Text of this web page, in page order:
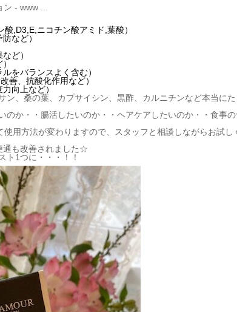
,D3,E,ニコチン酸アミド,葉酸）
など）
ど）
をバランスよく含む）
善、抗酸化作用など）
向上など）
、桑の葉、カプサイシン、黒酢、カルニチンなど本当にた
か・・腸活したいのか・・ヘアケアしたいのか・・食事
用方法が変わりますので、スタッフと相談しながらお試し
通も改善されました☆
ト1つに・・・！！